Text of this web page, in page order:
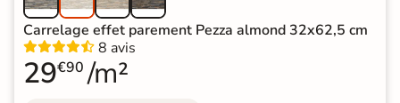
Carrelage effet parement Pezza almond 32x62,5 cm
8 avis
29€90 /m²